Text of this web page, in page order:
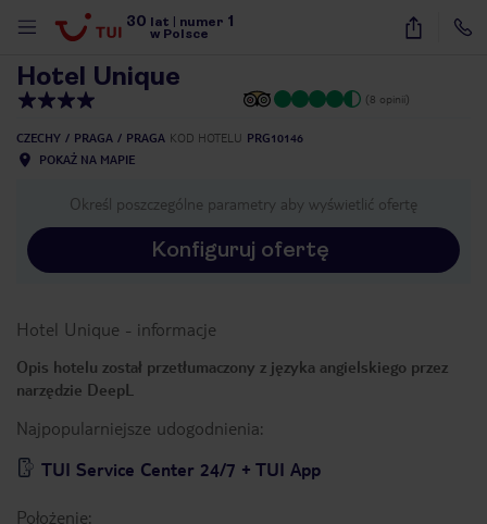
30 lat numer 1
w Polsce
19
Hotel Unique
(8 opinii)
CZECHY PRAGA PRAGA KOD HOTELU PRG10146
POKAŻ NA MAPIE
Określ poszczególne parametry aby wyświetlić ofertę
Konfiguruj ofertę
Hotel Unique - informacje
Opis hotelu został przetłumaczony z języka angielskiego przez
narzędzie DeepL
Najpopularniejsze udogodnienia:
TUI Service Center 24/7 + TUI App
Położenie: